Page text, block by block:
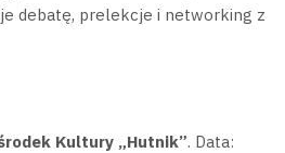
debatę, prelekcje i networking z
Kultury „Hutnik”. Data: